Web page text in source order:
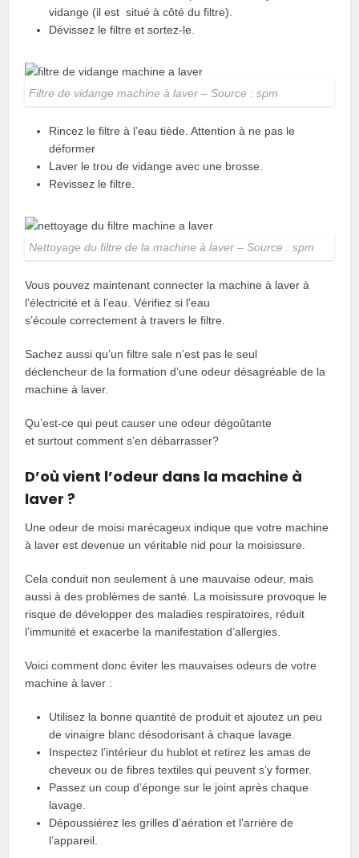
vidange (il est situé à côté du filtre).
Dévissez le filtre et sortez-le.
Filtre de vidange machine à laver – Source : spm
Rincez le filtre à l’eau tiède. Attention à ne pas le
déformer
Laver le trou de vidange avec une brosse.
Revissez le filtre.
Nettoyage du filtre de la machine à laver – Source : spm
Vous pouvez maintenant connecter la machine à laver à
l’électricité et à l’eau. Vérifiez si l’eau
s’écoule correctement à travers le filtre.
Sachez aussi qu’un filtre sale n’est pas le seul
déclencheur de la formation d’une odeur désagréable de la
machine à laver.
Qu’est-ce qui peut causer une odeur dégoûtante
et surtout comment s’en débarrasser?
D’où vient l’odeur dans la machine à
laver ?
Une odeur de moisi marécageux indique que votre machine
à laver est devenue un véritable nid pour la moisissure.
Cela conduit non seulement à une mauvaise odeur, mais
aussi à des problèmes de santé. La moisissure provoque le
risque de développer des maladies respiratoires, réduit
l’immunité et exacerbe la manifestation d’allergies.
Voici comment donc éviter les mauvaises odeurs de votre
machine à laver :
Utilisez la bonne quantité de produit et ajoutez un peu
de vinaigre blanc désodorisant à chaque lavage.
Inspectez l’intérieur du hublot et retirez les amas de
cheveux ou de fibres textiles qui peuvent s’y former.
Passez un coup d’éponge sur le joint après chaque
lavage.
Dépoussiérez les grilles d’aération et l’arrière de
l’appareil.